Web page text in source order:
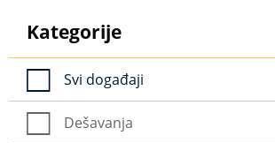
Kategorije
Svi događaji
Dešavanja